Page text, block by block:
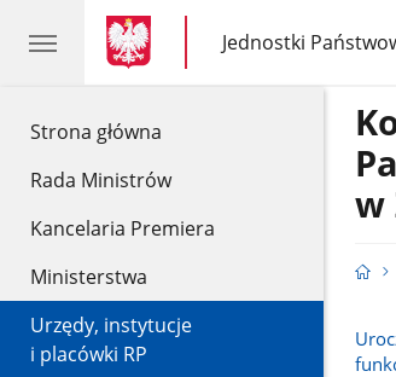
Strona główna
Rada Ministrów
Kancelaria Premiera
Ministerstwa
Urzędy, instytucje
i placówki RP
gov.pl
gov.pl
Jednostki
gov.pl
Jednostki
Państwowej
w